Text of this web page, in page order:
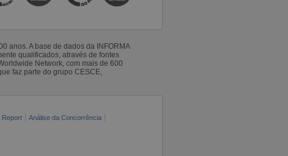
anos. A base de dados da INFORMA
qualificados, através de fontes
Network, com mais de 600
faz parte do grupo CESCE,
Report
Análise da Concorrência